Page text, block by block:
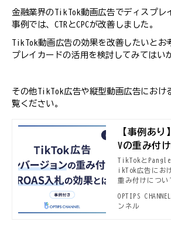
金融業界のTikTok動画広告でディスプレ
事例では、CTRとCPCが改善しました。
TikTok動画広告の効果を改善したいとお
プレイカードの活用を検討してみてはい
その他TikTok広告や縦型動画広告におけ
覧ください。
【事例あ
Vの重み付
札戦略とは
TikTokと
ikTok広告にお
重み付けにつ
うえで重要な
目標の入札戦略
OPTIPS
ンネル